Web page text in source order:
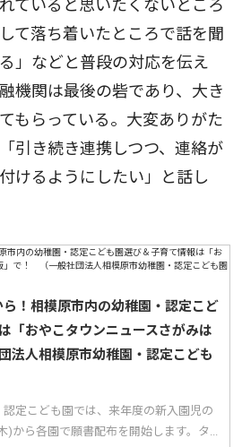
ていると思いたくないところ
て落ち着いたところで話を聞
」などと普段の対応を伝え
機関は最後の砦であり、大き
もらっている。大変ありがた
引き続き連携しつつ、連絡が
けるようにしたい」と話し
！相模原市内の幼稚園・認定こど
「おやこタウンニュースさがみは
法人相模原市幼稚園・認定こども
定こども園では、来年度の新入園児の
)から各園で願書配布を開始します。タ...